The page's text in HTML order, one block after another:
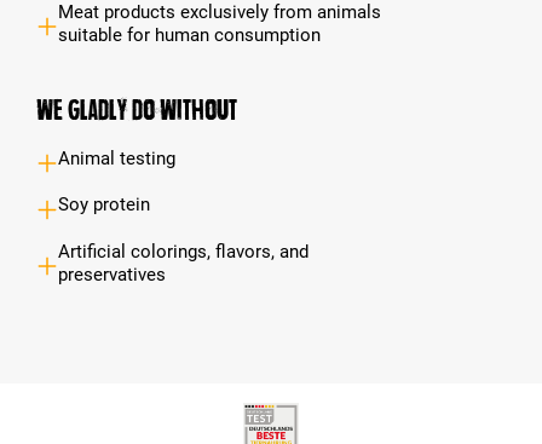
Meat products exclusively from animals
suitable for human consumption
We gladly do without
Animal testing
Soy protein
Artificial colorings, flavors, and
preservatives